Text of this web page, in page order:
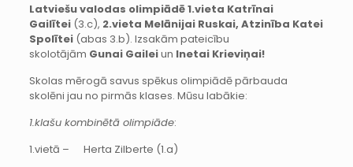
Latviešu valodas olimpiādē 1.vieta Katrīnai
Gailītei (3.c), 2.vieta Melānijai Ruskai, Atzinība Katei
Spolītei (abas 3.b). Izsakām pateicību
skolotājām Gunai Gaileiun Inetai Krieviņai!
Skolas mērogā savus spēkus olimpiādē pārbauda
skolēni jau no pirmās klases. Mūsu labākie:
1.klašu kombinētā olimpiāde:
1.vietā – Herta Zilberte (1.a)